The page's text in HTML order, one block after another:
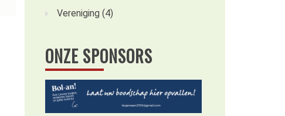
Vereniging (4)
ONZE SPONSORS